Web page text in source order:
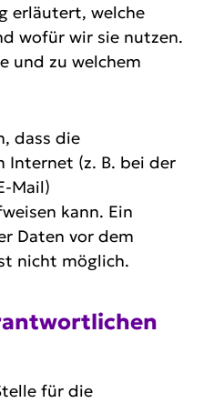
erläutert, welche
wofür wir sie nutzen.
und zu welchem
dass die
Internet (z. B. bei der
Mail)
kann. Ein
Daten vor dem
nicht möglich.
für die